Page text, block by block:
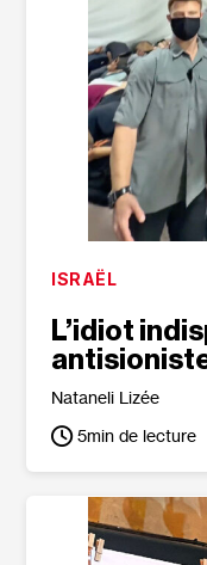
ISRAËL
L’idiot
Nataneli Lizée
5min de lecture